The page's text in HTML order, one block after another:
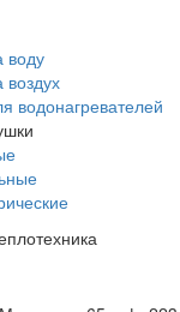
воду
воздух
водонагревателей